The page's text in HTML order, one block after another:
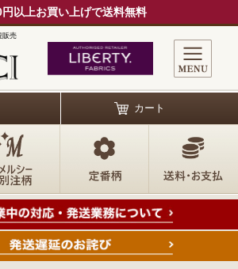
以上お買い上げで送料無料
販売
カート